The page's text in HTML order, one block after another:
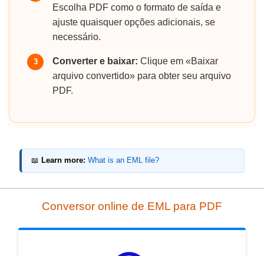
Escolha PDF como o formato de saída e
ajuste quaisquer opções adicionais, se
necessário.
3 Converter e baixar: Clique em «Baixar
arquivo convertido» para obter seu arquivo
PDF.
📖 Learn more: What is an EML file?
Conversor online de EML para PDF